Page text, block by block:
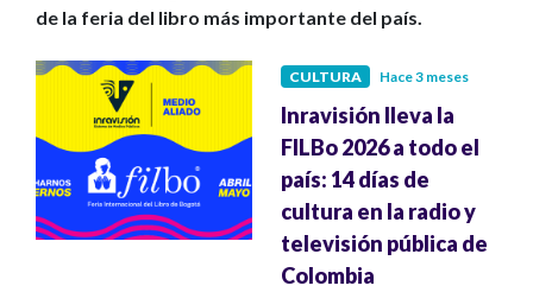
de la feria del libro más importante del país.
CULTURA Hace 3 meses
Inravisión lleva la
FILBo 2026 a todo el
país: 14 días de
cultura en la radio y
televisión pública de
Colombia